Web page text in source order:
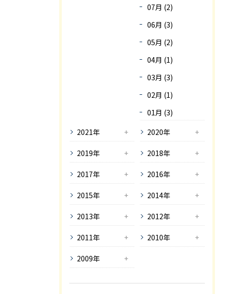
07月 (2)
06月 (3)
05月 (2)
04月 (1)
03月 (3)
02月 (1)
01月 (3)
2021年
2020年
2019年 2018年
2017年 2016年
2015年 2014年
2013年 2012年
2011年 2010年
2009年